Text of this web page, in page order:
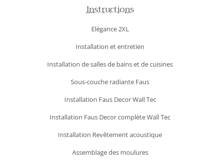
Instructions
Elégance 2XL
Installation et entretien
Installation de salles de bains et de cuisines
Sous-couche radiante Faus
Installation Faus Decor Wall Tec
Installation Faus Decor complète Wall Tec
Installation Revêtement acoustique
Assemblage des moulures